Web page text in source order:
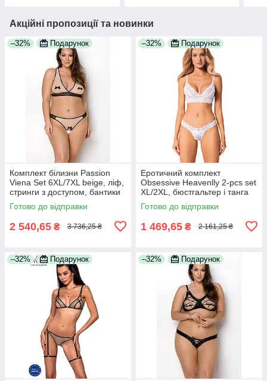
Акційні пропозиції та новинки
–32% Подарунок
Комплект білизни Passion
Viena Set 6XL/7XL beige, ліф,
стринги з доступом, бантики
Готово до відправки
2 540,65 ₴ 3 736,25 ₴
–32% Подарунок
Еротичний комплект
Obsessive Heavenlly 2-pcs set
XL/2XL, бюстгальтер і танга
Готово до відправки
1 469,65 ₴ 2 161,25 ₴
–32% Подарунок –32% Подарунок